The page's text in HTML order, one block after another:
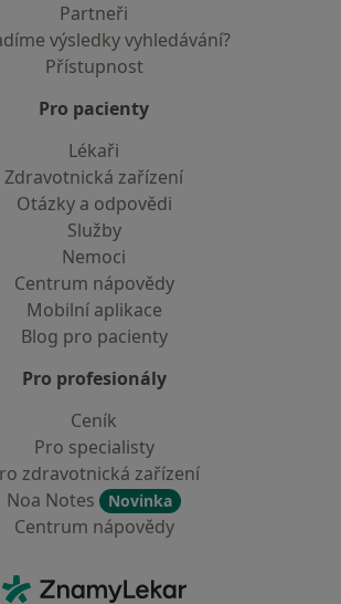
Partneři
výsledky vyhledávání?
Přístupnost
Pro pacienty
Lékaři
Zdravotnická zařízení
Otázky a odpovědi
Služby
Nemoci
Centrum nápovědy
Mobilní aplikace
Blog pro pacienty
Pro profesionály
Ceník
Pro specialisty
zdravotnická zařízení
Noa Notes
Novinka
Centrum nápovědy
ZnamyLekar - Hlavní stránka